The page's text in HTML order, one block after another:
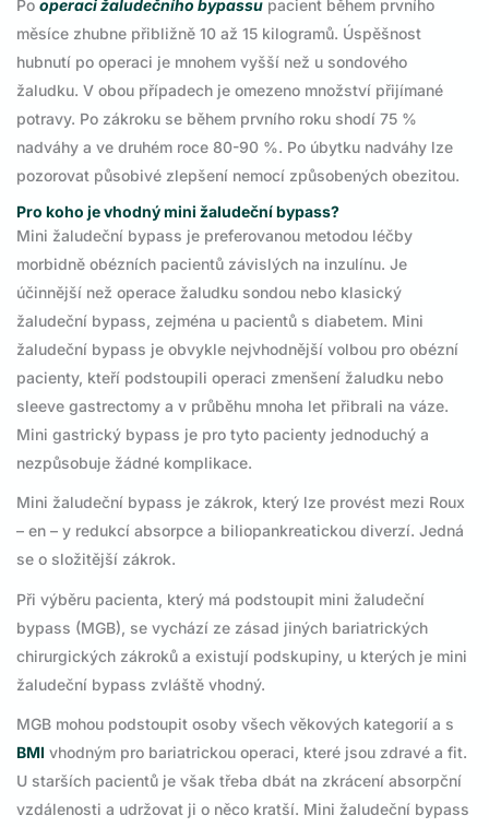
Po operaci žaludečního bypassu pacient během prvního
měsíce zhubne přibližně 10 až 15 kilogramů. Úspěšnost
hubnutí po operaci je mnohem vyšší než u sondového
žaludku. V obou případech je omezeno množství přijímané
potravy. Po zákroku se během prvního roku shodí 75 %
nadváhy a ve druhém roce 80-90 %. Po úbytku nadváhy lze
pozorovat působivé zlepšení nemocí způsobených obezitou.
Pro koho je vhodný mini žaludeční bypass?
Mini žaludeční bypass je preferovanou metodou léčby
morbidně obézních pacientů závislých na inzulínu. Je
účinnější než operace žaludku sondou nebo klasický
žaludeční bypass, zejména u pacientů s diabetem. Mini
žaludeční bypass je obvykle nejvhodnější volbou pro obézní
pacienty, kteří podstoupili operaci zmenšení žaludku nebo
sleeve gastrectomy a v průběhu mnoha let přibrali na váze.
Mini gastrický bypass je pro tyto pacienty jednoduchý a
nezpůsobuje žádné komplikace.
Mini žaludeční bypass je zákrok, který lze provést mezi Roux
– en – y redukcí absorpce a biliopankreatickou diverzí. Jedná
se o složitější zákrok.
Při výběru pacienta, který má podstoupit mini žaludeční
bypass (MGB), se vychází ze zásad jiných bariatrických
chirurgických zákroků a existují podskupiny, u kterých je mini
žaludeční bypass zvláště vhodný.
MGB mohou podstoupit osoby všech věkových kategorií a s
BMI vhodným pro bariatrickou operaci, které jsou zdravé a fit.
U starších pacientů je však třeba dbát na zkrácení absorpční
vzdálenosti a udržovat ji o něco kratší. Mini žaludeční bypass